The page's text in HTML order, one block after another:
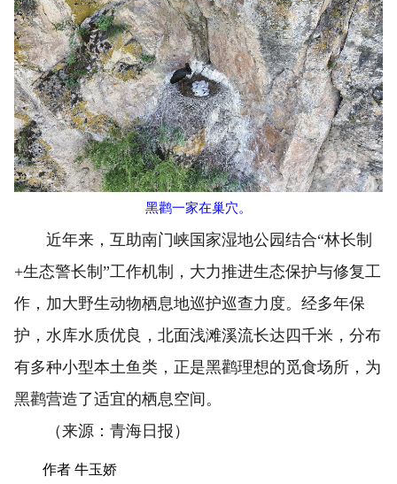
黑鹳一家在巢穴。
近年来，互助南门峡国家湿地公园结合“林长制
+生态警长制”工作机制，大力推进生态保护与修复工
作，加大野生动物栖息地巡护巡查力度。经多年保
护，水库水质优良，北面浅滩溪流长达四千米，分布
有多种小型本土鱼类，正是黑鹳理想的觅食场所，为
黑鹳营造了适宜的栖息空间。
（来源：青海日报）
作者 牛玉娇